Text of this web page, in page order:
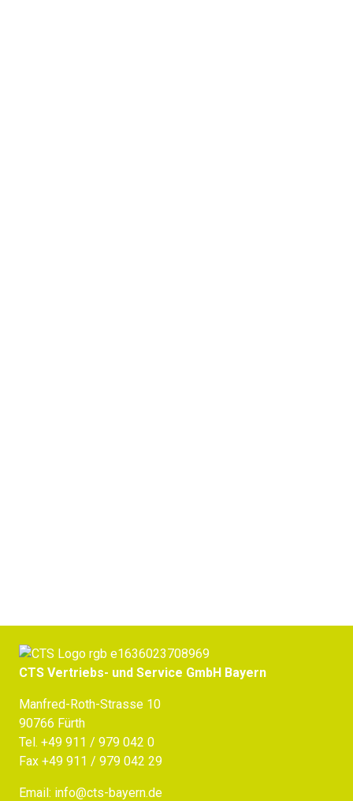
CTS Vertriebs- und Service GmbH Bayern
Manfred-Roth-Strasse 10
90766 Fürth
Tel. +49 911 / 979 042 0
Fax +49 911 / 979 042 29
Email: info@cts-bayern.de